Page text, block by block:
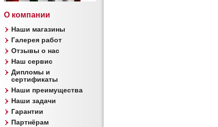
О компании
Наши магазины
Галерея работ
Отзывы о нас
Наш сервис
Дипломы и
сертификаты
Наши преимущества
Наши задачи
Гарантии
Партнёрам